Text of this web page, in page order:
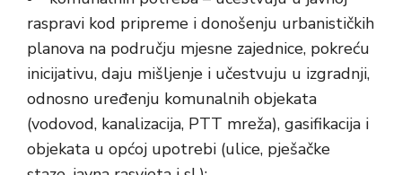
raspravi kod pripreme i donošenju urbanističkih
planova na području mjesne zajednice, pokreću
inicijativu, daju mišljenje i učestvuju u izgradnji,
odnosno uređenju komunalnih objekata
(vodovod, kanalizacija, PTT mreža), gasifikacija i
objekata u općoj upotrebi (ulice, pješačke